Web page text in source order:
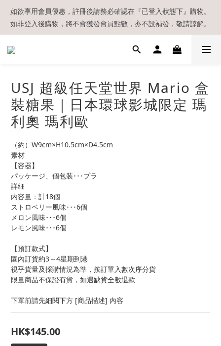
【現貨區】內款式均為在港現貨，現貨區以外的所有貨品都需要訂
貨喔！
如欲享用會員優惠，註冊後請務必確認在『已登入狀態下』購物。
如非登入後購物，將不會獲發會員點數，亦不設補發，敬請諒解。
溫馨提示：所有順豐快遞／本地及國際郵遞寄出後，本店只會以電
【現貨區】內款式均為在港現貨，現貨區以外的所有貨品都需要訂
貨喔！
USJ 超級任天堂世界 Mario 盒
裝糖果｜日本環球影城限定 瑪
利奧 瑪利歐
（約）W9cm×H10.5cm×D4.5cm
素材
【容器】
パッケージ、個包装･･･プラ
詳細
内容量：計18個
ストロベリー風味･･･6個
メロン風味･･･6個
レモン風味･･･6個
【預訂款式】
園內訂貨約3～4星期到港
視乎貨量及採購情況為準，按訂單入數次序分貨
限量商品不保證有貨，如遇缺貨全數退款
下單前請先細閱下方 [商品描述] 內容
HK$145.00